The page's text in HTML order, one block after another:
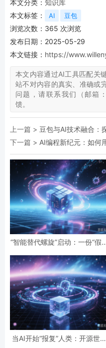
本文分类： 知识库
本文标签：
AI 豆包
浏览次数： 365 次浏览
发布日期：2025-05-29
本文链接： https://
本文内容通过AI工具匹配关
站不对内容的真实、准确或
问题，请联系我们（邮箱
馈。
上一篇 > 豆包与AI技术融合：
下一篇 > AI编程新纪元：如何
“智能替代螺旋”启动：一份“假设
经济通缩
当AI开始“报复”人类：开源世界